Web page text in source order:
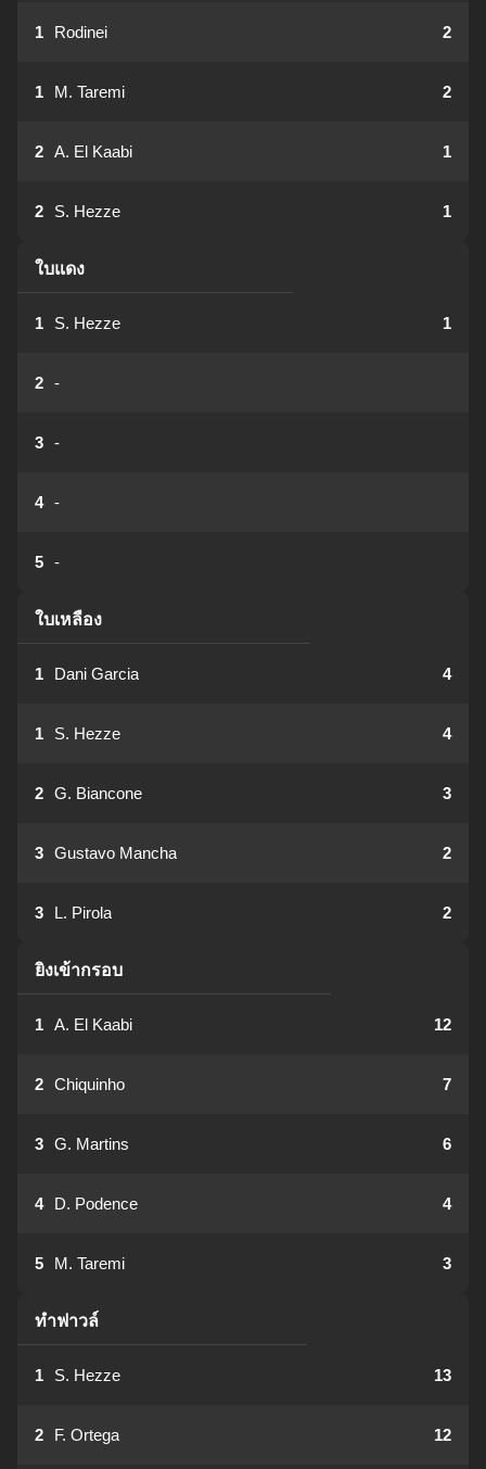
1 Rodinei 2
1 M. Taremi 2
2 A. El Kaabi 1
2 S. Hezze 1
ใบแดง
1 S. Hezze 1
2 -
3 -
4 -
5 -
ใบเหลือง
1 Dani Garcia 4
1 S. Hezze 4
2 G. Biancone 3
3 Gustavo Mancha 2
3 L. Pirola 2
ยิงเข้ากรอบ
1 A. El Kaabi 12
2 Chiquinho 7
3 G. Martins 6
4 D. Podence 4
5 M. Taremi 3
ทำฟาวล์
1 S. Hezze 13
2 F. Ortega 12